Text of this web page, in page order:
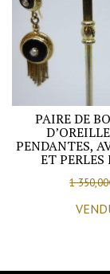
PAIRE DE
PENDANTES,
ET PERLES
1 350,00